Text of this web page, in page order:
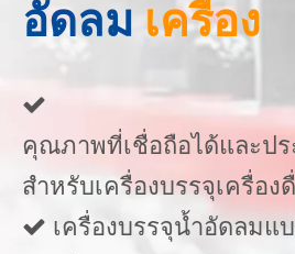
อัดลม เครื่อง

คุณภาพที่เชื่อถือได้และป
สำหรับเครื่องบรรจุเครื่อง
 เครื่องบรรจุน้ำอัดลมแ